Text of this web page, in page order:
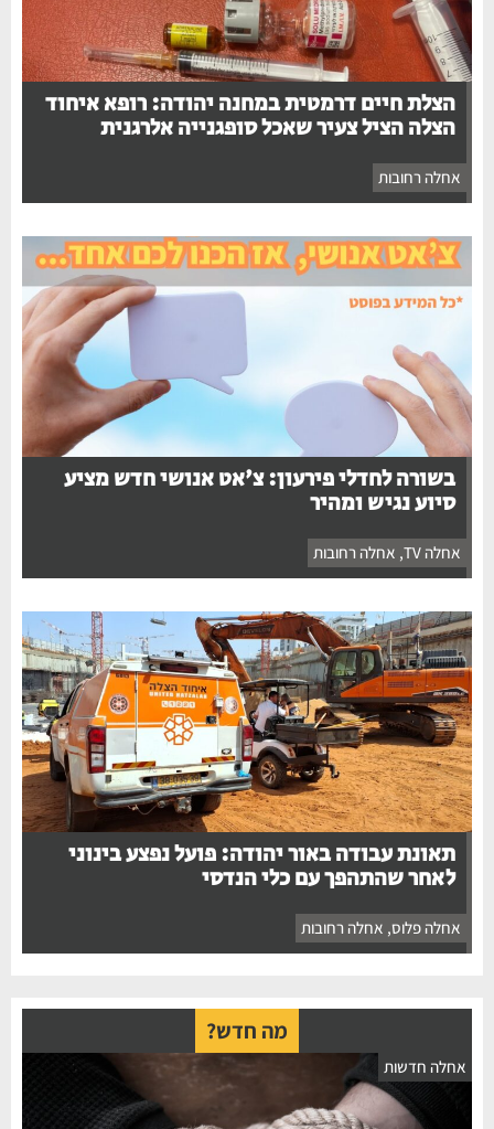
הצלת חיים דרמטית במחנה יהודה: רופא איחוד
הצלה הציל צעיר שאכל סופגנייה אלרגנית
אחלה רחובות
בשורה לחדלי פירעון: צ'אט אנושי חדש מציע
סיוע נגיש ומהיר
אחלה TV ,אחלה רחובות
תאונת עבודה באור יהודה: פועל נפצע בינוני
לאחר שהתהפך עם כלי הנדסי
אחלה פלוס ,אחלה רחובות
מה חדש?
חדשות